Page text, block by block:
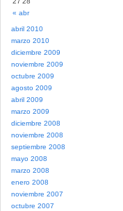
« abr
abril 2010
marzo 2010
diciembre 2009
noviembre 2009
octubre 2009
agosto 2009
abril 2009
marzo 2009
diciembre 2008
noviembre 2008
septiembre 2008
mayo 2008
marzo 2008
enero 2008
noviembre 2007
octubre 2007